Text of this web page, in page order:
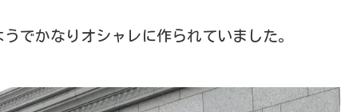
でかなりオシャレに作られていました。